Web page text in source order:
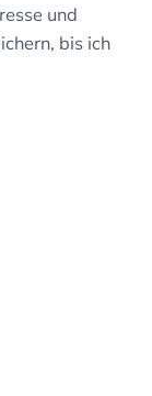
und
bis ich